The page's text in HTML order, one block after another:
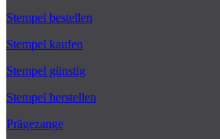
Stempel bestellen
Stempel kaufen
Stempel günstig
Stempel herstellen
Prägezange